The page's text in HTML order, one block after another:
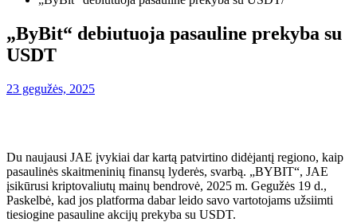
„ByBit“ debiutuoja pasauline prekyba su
USDT
23 gegužės, 2025
Du naujausi JAE įvykiai dar kartą patvirtino didėjantį regiono, kaip
pasaulinės skaitmeninių finansų lyderės, svarbą. „BYBIT“, JAE
įsikūrusi kriptovaliutų mainų bendrovė, 2025 m. Gegužės 19 d.,
Paskelbė, kad jos platforma dabar leido savo vartotojams užsiimti
tiesiogine pasauline akcijų prekyba su USDT.